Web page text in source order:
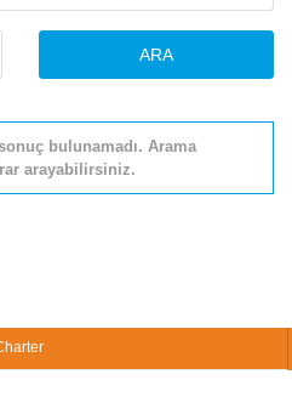
ARA
bulunamadı. Arama
arayabilirsiniz.